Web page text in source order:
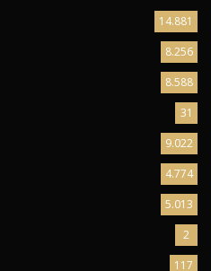
14.881
8.256
8.588
31
9.022
4.774
5.013
2
117